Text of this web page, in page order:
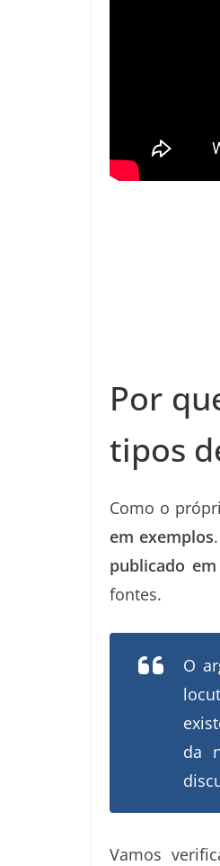
Por
tipos
Como o
em exemplos
publicado
fontes.
O
da
Vamos